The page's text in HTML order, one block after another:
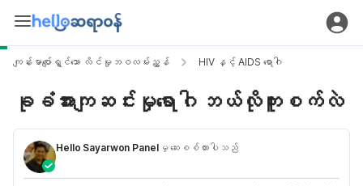
ကျန်းမာပျော်ရွှင်သော လိင်မှုဘဝလမ်းညွှန် HIV နှင့် AIDS ရောဂါ
ခုခံအားကျဆင်းမှုရောဂါ ဘယ်လိုကူးစက်လဲ
Hello Sayarwon Panelမှ ဆေးစစ်ထားပါသည်